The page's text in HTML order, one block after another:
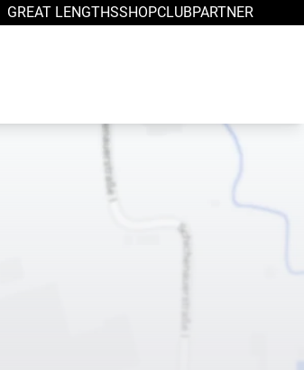
GREAT LENGTHSSHOPCLUBPARTNER